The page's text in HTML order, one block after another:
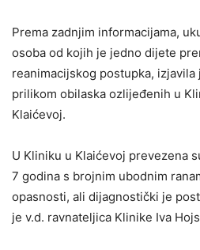
Prema zadnjim informacijama,
osoba od kojih je jedno dijete
reanimacijskog postupka,
prilikom obilaska ozlijeđenih u
Klaićevoj.
U Kliniku u Klaićevoj prevezena
7 godina s brojnim ubodnim
opasnosti, ali dijagnostički je
je v.d. ravnateljica Klinike Iva